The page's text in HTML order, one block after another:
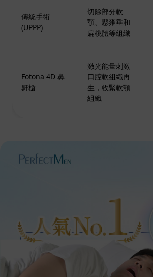
傳統手術
(UPPP)
切除部分軟
顎、懸雍垂和
扁桃體等組織
Fotona 4D 鼻
鼾槍
激光能量刺激
口腔軟組織再
生，收緊軟顎
組織